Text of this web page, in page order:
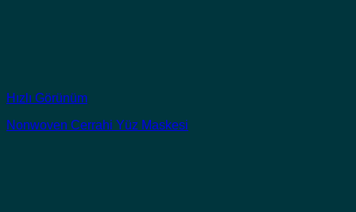
Hızlı Görünüm
Nonwoven Cerrahi Yüz Maskesi